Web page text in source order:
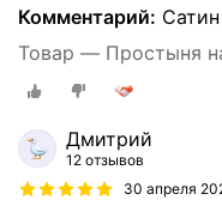
Комментарий:
Товар — Простыня
Дмитрий
12 отзывов
30 апреля